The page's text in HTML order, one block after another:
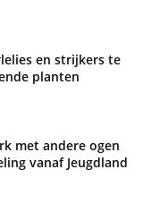
en strijkers te
planten
met andere ogen
vanaf Jeugdland